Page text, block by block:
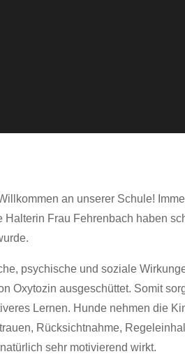
an unserer Schule!
Frau Fehrenbach haben
psychische und soziale
Oxytozin ausgeschüttet. Somit
Lernen. Hunde nehmen die
Rücksichtnahme,
sehr motivierend wirkt.